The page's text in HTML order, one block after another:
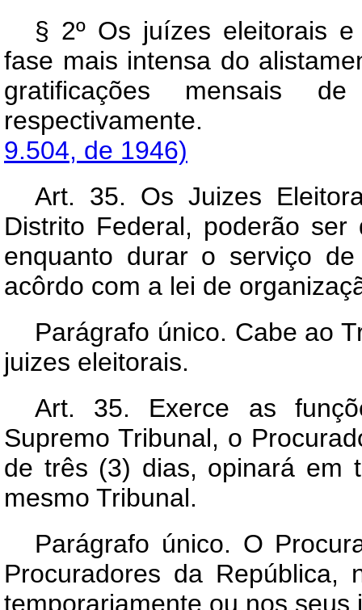
§ 2º Os juízes eleitorais
fase mais intensa do
gratificações mensais
9.504, de 1946)
Art. 35. Os Juizes
Distrito Federal, poderão ser
enquanto durar o serviço
acôrdo com a lei de
Parágrafo único. Cabe ao
juizes eleitorais.
Art. 35. Exerce as
Supremo Tribunal, o
de três (3) dias, opinará em
mesmo Tribunal.
Parágrafo único. O
Procuradores da República,
temporariamente ou nos